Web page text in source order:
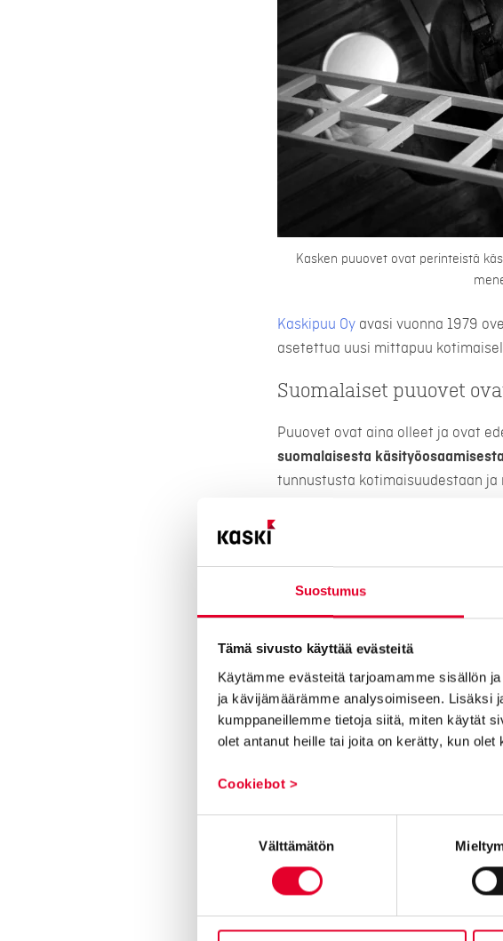
Suostumus
Tämä sivusto käyttää evästeitä
Käytämme evästeitä tarjoamamme sisällön
ja kävijämäärämme analysoimiseen. Lisäksi
kumppaneillemme tietoja siitä, miten käytät
olet antanut heille tai joita on kerätty, kun olet
Cookiebot >
Välttämätön
Kasken puuovet ovat perinteistä
Kaskipuu Oy avasi vuonna 1979
asetettua uusi mittapuu
Suomalaiset puuovet
Puuovet ovat aina olleet ja ovat
suomalaisesta
tunnustusta kotimaisuudestaan ja
Tutustu videolla Kasken upeiden
Please acceptstatistics, marketing
parhaiten eli maineikkaasta,
jykevä runko
vääntymätön karmi